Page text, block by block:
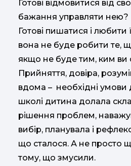
Готові відмовитися від
бажання управляти нею?
Готові пишатися і любити
вона не буде робити те,
якщо не буде тим, ким ви
Прийняття, довіра,
вдома – необхідні умови
школі дитина долала
рішення проблем,
вибір, планувала і
що сталося. А не просто
тому, що змусили.